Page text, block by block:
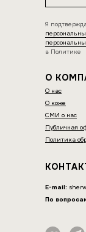
E-mail:
По
Я
в Политике
О
О нас
О коже
СМИ о нас
Публичная
Политика